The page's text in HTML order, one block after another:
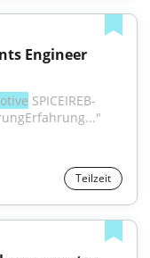
SPICEIREB-
Teilzeit